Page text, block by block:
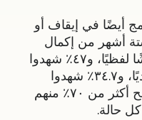
أيضًا في إيقاف أو
أشهر من إكمال
الدورة، شهد ٤٧.٧٪ منهم تحرشًا لفظيًا، و٤٧٪ شهدوا
شخصًا يهدد فتاة أو امرأة جسديًا، و٣٤.٧٪ شهدوا
اعتداءً جسديًا أو جنسيًا. وقد نجح أكثر من ٧٠٪ منهم
حالة.